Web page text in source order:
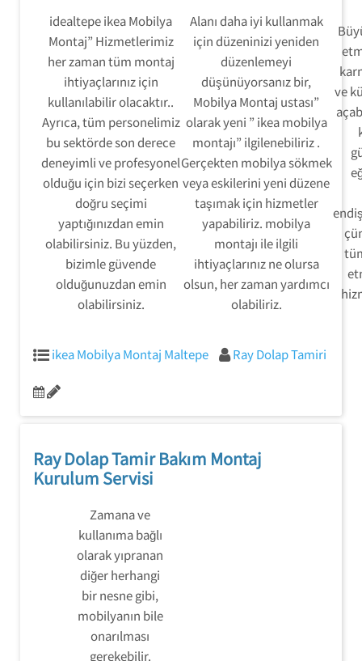
idealtepe ikea Mobilya
Montaj” Hizmetlerimiz
her zaman tüm montaj
ihtiyaçlarınız için
kullanılabilir olacaktır..
Ayrıca, tüm personelimiz
bu sektörde son derece
deneyimli ve profesyonel
olduğu için bizi seçerken
doğru seçimi
yaptığınızdan emin
olabilirsiniz. Bu yüzden,
bizimle güvende
olduğunuzdan emin
olabilirsiniz.
Alanı daha iyi kullanmak
için düzeninizi yeniden
düzenlemeyi
düşünüyorsanız bir,
Mobilya Montaj ustası”
olarak yeni ” ikea mobilya
montajı” ilgilenebiliriz .
Gerçekten mobilya sökmek
veya eskilerini yeni düzene
taşımak için hizmetler
yapabiliriz. mobilya
montajı ile ilgili
ihtiyaçlarınız ne olursa
olsun, her zaman yardımcı
olabiliriz.
ve
ikea Mobilya Montaj Maltepe Ray Dolap Tamiri
Ray Dolap Tamir Bakım Montaj
Kurulum Servisi
Zamana ve
kullanıma bağlı
olarak yıpranan
diğer herhangi
bir nesne gibi,
mobilyanın bile
onarılması
gerekebilir.